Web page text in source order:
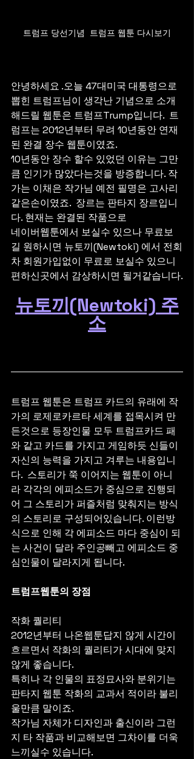
트럼프 당선기념  트럼프 웹툰 다시보기
안녕하세요 .오늘 47대미국 대통령으로
뽑힌 트럼프님이 생각난 기념으로 소개
해드릴 웹툰은 트럼프Trump입니다.  트
럼프는 2012년부터 무려 10년동안 연재
된 완결 장수 웹툰이였죠.
10년동안 장수 할수 있었던 이유는 그만
큼 인기가 많았다는것을 방증합니다. 작
가는 이채은 작가님 예전 필명은 고사리
같은손이였죠.  장르는 판타지 장르입니
다. 현재는 완결된 작품으로
네이버웹툰에서 보실수 있으나 무료보
길 원하시면 뉴토끼(Newtoki) 에서 전회
차 회원가입없이 무료로 보실수 있으니
편하신곳에서 감상하시면 될거같습니다.
뉴토끼(Newtoki) 주
소
트럼프 웹툰은 트럼프 카드의 유래에 작
가의 로제로카르타 세계를 접목시켜 만
든것으로 등장인물 모두 트럼프카드 패
와 같고 카드를 가지고 게임하듯 신들이
자신의 능력을 가지고 겨루는 내용입니
다.  스토리가 쭉 이어지는 웹툰이 아니
라 각각의 에피소드가 중심으로 진행되
어 그 스토리가 퍼즐처럼 맞춰지는 방식
의 스토리로 구성되어있습니다. 이런방
식으로 인해 각 에피소드 마다 중심이 되
는 사건이 달라 주인공빼고 에피소드 중
심인물이 달라지게 됩니다.
트럼프웹툰의 장점
작화 퀄리티
2012년부터 나온웹툰답지 않게 시간이
흐르면서 작화의 퀄리티가 시대에 맞지
않게 좋습니다.
특히나 각 인물의 표정묘사와 분위기는
판타지 웹툰 작화의 교과서 적이라 불리
울만큼 말이죠.
작가님 자체가 디자인과 출신이라 그런
지 타 작품과 비교해보면 그차이를 더욱
느끼실수 있습니다.